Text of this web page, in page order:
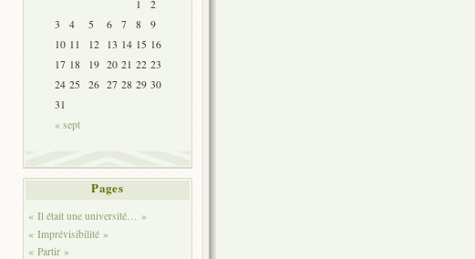
« sept
1
2
3
4 5 6 7 8
9
10 11 12 13 14 15 16
17 18 19 20 21 22 23
24 25 26 27 28 29 30
31
Pages
« Il était une université… »
« Imprévisibilité »
« Partir »